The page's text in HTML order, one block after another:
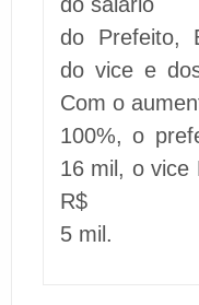
do Prefeito,
do vice e
Com o
100%, o
16 mil, o vice
R$
5 mil.